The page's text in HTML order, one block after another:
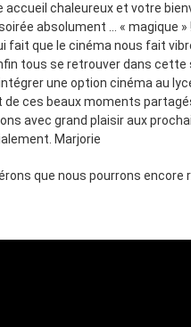
accueil chaleureux et votre
absolument … « magique
fait que le cinéma nous fait
tous se retrouver dans cette
une option cinéma au
de ces beaux moments
avec grand plaisir aux
Marjorie
que nous pourrons